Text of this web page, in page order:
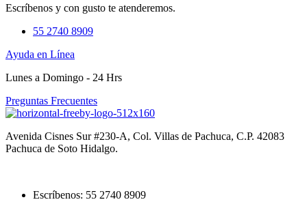
Escríbenos y con gusto te atenderemos.
55 2740 8909
Ayuda en Línea
Lunes a Domingo - 24 Hrs
Preguntas Frecuentes
Avenida Cisnes Sur #230-A, Col. Villas de Pachuca, C.P. 42083
Pachuca de Soto Hidalgo.
Escríbenos: 55 2740 8909